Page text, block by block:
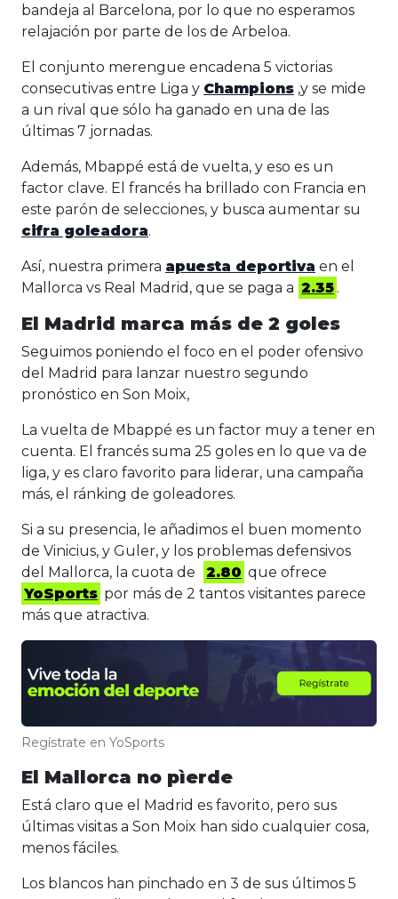
bandeja al Barcelona, por lo que no esperamos
relajación por parte de los de Arbeloa.
El conjunto merengue encadena 5 victorias
consecutivas entre Liga y Champions ,y se mide
a un rival que sólo ha ganado en una de las
últimas 7 jornadas.
Además, Mbappé está de vuelta, y eso es un
factor clave. El francés ha brillado con Francia en
este parón de selecciones, y busca aumentar su
cifra goleadora.
Así, nuestra primera apuesta deportiva en el
Mallorca vs Real Madrid, que se paga a 2.35 .
El Madrid marca más de 2 goles
Seguimos poniendo el foco en el poder ofensivo
del Madrid para lanzar nuestro segundo
pronóstico en Son Moix,
La vuelta de Mbappé es un factor muy a tener en
cuenta. El francés suma 25 goles en lo que va de
liga, y es claro favorito para liderar, una campaña
más, el ránking de goleadores.
Si a su presencia, le añadimos el buen momento
de Vinicius, y Guler, y los problemas defensivos
del Mallorca, la cuota de
2.80 que ofrece
YoSports por más de 2 tantos visitantes parece
más que atractiva.
Regístrate en YoSports
El Mallorca no pìerde
Está claro que el Madrid es favorito, pero sus
últimas visitas a Son Moix han sido cualquier cosa,
menos fáciles.
Los blancos han pinchado en 3 de sus últimos 5